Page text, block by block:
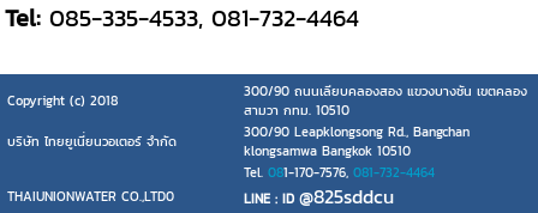
Tel:085-335-4533, 081-732-4464
Copyright (c) 2018
300/90 ถนนเลียบคลองสอง แขวงบางชัน เขตคลอง
สามวา กทม. 10510
บริษัท ไทยยูเนี่ยนวอเตอร์ จำกัด
300/90 Leapklongsong Rd., Bangchan
klongsamwa Bangkok 10510
THAIUNIONWATER CO.,LTD0
Tel. 081-170-7576, 081-732-4464
LINE : ID @825sddcu